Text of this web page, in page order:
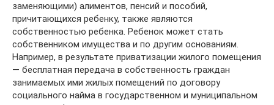
заменяющими) алиментов, пенсий и пособий,
причитающихся ребенку, также являются
собственностью ребенка. Ребенок может стать
собственником имущества и по другим основаниям.
Например, в результате приватизации жилого помещения
— бесплатная передача в собственность граждан
занимаемых ими жилых помещений по договору
социального найма в государственном и муниципальном